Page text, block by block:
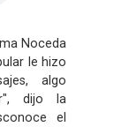
Noceda
le hizo
algo
dijo la
el